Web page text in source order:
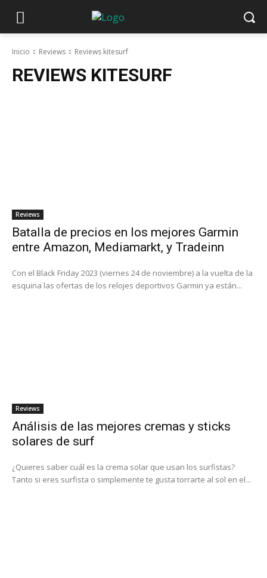
Inicio Reviews Reviews kitesurf
REVIEWS KITESURF
Reviews
Batalla de precios en los mejores Garmin
entre Amazon, Mediamarkt, y Tradeinn
Con el Black Friday 2023 (viernes 24 de noviembre) a la vuelta de la
esquina las ofertas de los relojes deportivos Garmin ya están...
Reviews
Análisis de las mejores cremas y sticks
solares de surf
¿Quieres saber cuál es la crema solar que usan los surfistas?
Tanto si eres surfista o simplemente te gusta torrarte al sol en el...